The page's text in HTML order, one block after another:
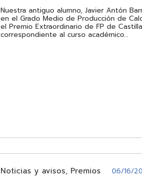
Nuestra antiguo alumno, Javier Antón
en el Grado Medio de Producción de
el Premio Extraordinario de FP de
correspondiente al curso académico…
Noticias y avisos, Premios 06/16/